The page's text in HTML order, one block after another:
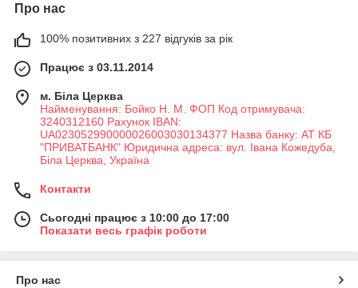
Про нас
100% позитивних з 227 відгуків за рік
Працює з 03.11.2014
м. Біла Церква
Найменування: Бойко Н. М. ФОП Код отримувача:
3240312160 Рахунок IBAN:
UA023052990000026003030134377 Назва банку: АТ КБ
"ПРИВАТБАНК" Юридична адреса: вул. Івана Кожедуба,
Біла Церква, Україна
Контакти
Сьогодні працює з 10:00 до 17:00
Показати весь графік роботи
Про нас